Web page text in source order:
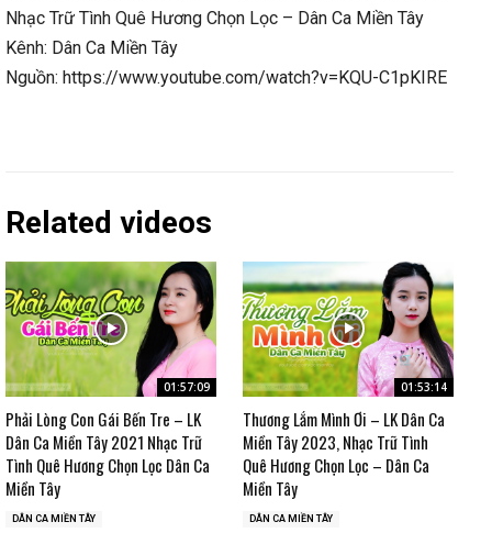
Nhạc Trữ Tình Quê Hương Chọn Lọc – Dân Ca Miền Tây
Kênh: Dân Ca Miền Tây
Nguồn: https://www.youtube.com/watch?v=KQU-C1pKIRE
Related videos
01:57:09
Phải Lòng Con Gái Bến Tre – LK
Dân Ca Miền Tây 2021 Nhạc Trữ
Tình Quê Hương Chọn Lọc Dân Ca
Miền Tây
DÂN CA MIỀN TÂY
01:53:14
Thương Lắm Mình Ơi – LK Dân Ca
Miền Tây 2023, Nhạc Trữ Tình
Quê Hương Chọn Lọc – Dân Ca
Miền Tây
DÂN CA MIỀN TÂY